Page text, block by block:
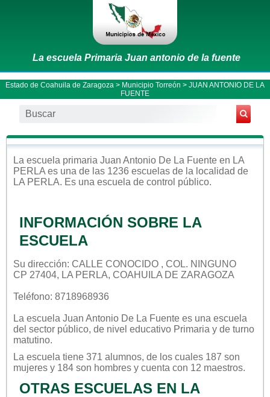
La escuela Primaria Juan antonio de la fuente
Estado de Coahuila de Zaragoza > Municipio Torreón > JUAN ANTONIO DE LA
FUENTE
La escuela primaria Juan Antonio De La Fuente en LA
PERLA es una de las 1236 escuelas de la localidad de
LA PERLA. Es una escuela de control público.
INFORMACIÓN SOBRE LA
ESCUELA
Su dirección: CALLE CONOCIDO , COL. NINGUNO
CP 27404, LA PERLA, COAHUILA DE ZARAGOZA
Teléfono: 8718968936
La escuela Juan Antonio De La Fuente es una escuela
del sector público, de nivel educativo Primaria y de turno
matutino.
La escuela tiene 371 alumnos, de los cuales 187 son
mujeres y 184 son hombres y cuenta con 12 maestros.
OTRAS ESCUELAS EN LA